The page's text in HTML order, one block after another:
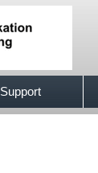
Support